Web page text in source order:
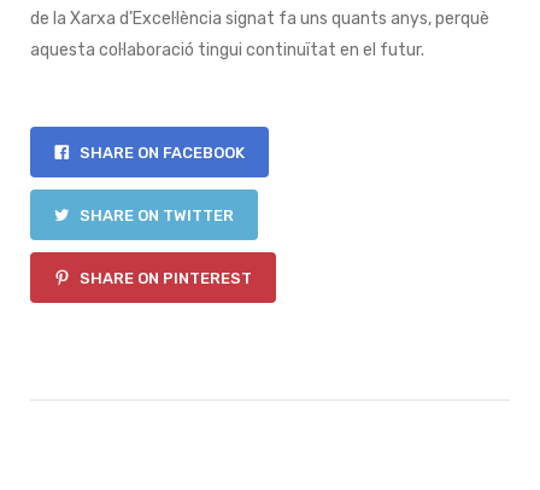
de la Xarxa d’Excel·lència signat fa uns quants anys, perquè
aquesta col·laboració tingui continuïtat en el futur.
SHARE ON FACEBOOK
SHARE ON TWITTER
SHARE ON PINTEREST